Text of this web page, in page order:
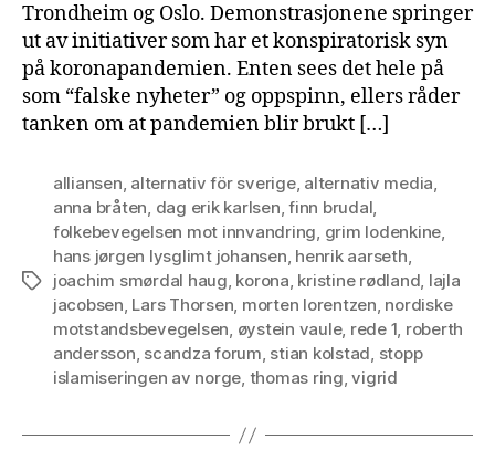
Trondheim og Oslo. Demonstrasjonene springer
ut av initiativer som har et konspiratorisk syn
på koronapandemien. Enten sees det hele på
som “falske nyheter” og oppspinn, ellers råder
tanken om at pandemien blir brukt […]
Tags
alliansen, alternativ för sverige, alternativ media,
anna bråten, dag erik karlsen,finn brudal,
folkebevegelsen mot innvandring, grim lodenkine,
hans jørgen lysglimt johansen, henrik aarseth,
joachim smørdal haug, korona, kristine rødland, lajla
jacobsen, Lars Thorsen, morten lorentzen, nordiske
motstandsbevegelsen, øystein vaule, rede 1, roberth
andersson, scandza forum, stian kolstad, stopp
islamiseringen av norge, thomas ring,vigrid